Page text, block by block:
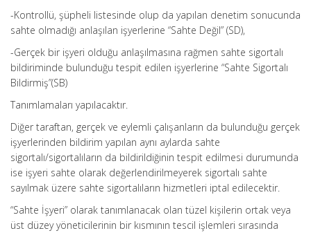
-Kontrollü, şüpheli listesinde olup da yapılan denetim sonucunda
sahte olmadığı anlaşılan işyerlerine “Sahte Değil” (SD),
-Gerçek bir işyeri olduğu anlaşılmasına rağmen sahte sigortalı
bildiriminde bulunduğu tespit edilen işyerlerine “Sahte Sigortalı
Bildirmiş”(SB)
Tanımlamaları yapılacaktır.
Diğer taraftan, gerçek ve eylemli çalışanların da bulunduğu gerçek
işyerlerinden bildirim yapılan aynı aylarda sahte
sigortalı/sigortalıların da bildirildiğinin tespit edilmesi durumunda
ise işyeri sahte olarak değerlendirilmeyerek sigortalı sahte
sayılmak üzere sahte sigortalıların hizmetleri iptal edilecektir.
“Sahte İşyeri” olarak tanımlanacak olan tüzel kişilerin ortak veya
üst düzey yöneticilerinin bir kısmının tescil işlemleri sırasında